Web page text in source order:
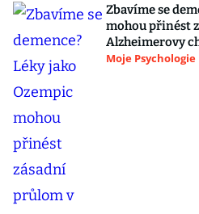
Zbavíme se
mohou přinést
Alzheimerovy
Moje Psychologie